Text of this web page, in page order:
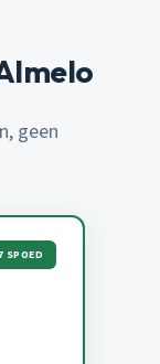
geen
SPOED